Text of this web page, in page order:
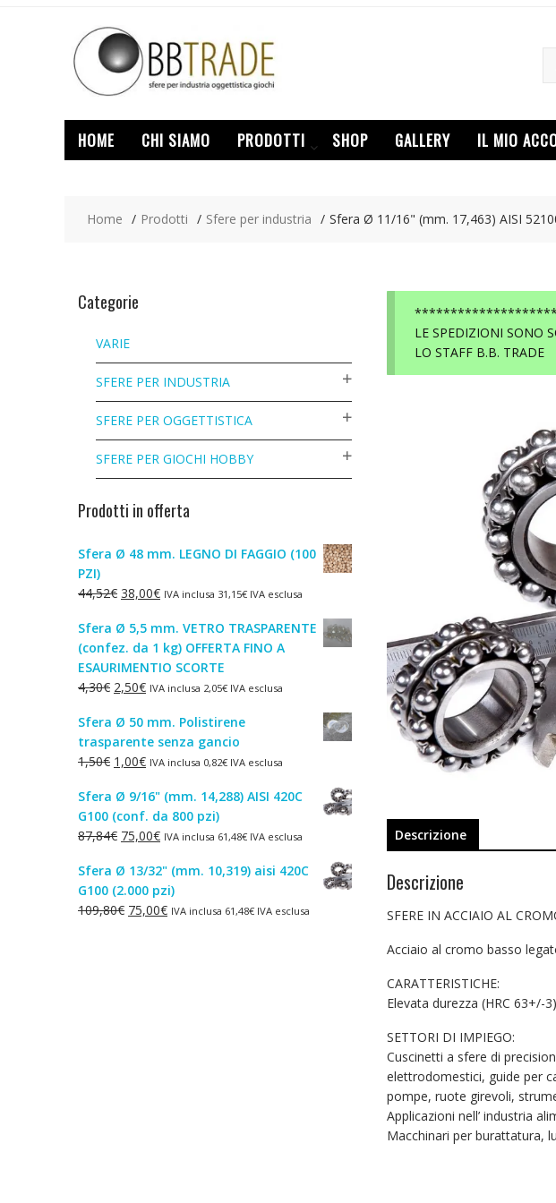
HOME CHI SIAMO PRODOTTI SHOP GALLERY IL MIO
Home Prodotti Sfere per industria Sfera Ø 11/16" (mm. 17,463) AISI
LE SPEDIZIONI SONO
LO STAFF B.B. TRADE
Descrizione
Descrizione
SFERE IN ACCIAIO AL
Acciaio al cromo basso
CARATTERISTICHE:
Elevata durezza (HRC 63+/-
SETTORI DI IMPIEGO:
Cuscinetti a sfere di
elettrodomestici, guide per
pompe, ruote girevoli,
Applicazioni nell’ industria
Macchinari per burattatura,
Categorie
VARIE
SFERE PER INDUSTRIA
SFERE PER OGGETTISTICA
SFERE PER GIOCHI HOBBY
Prodotti in offerta
Sfera Ø 48 mm. LEGNO DI FAGGIO (100
PZI)
44,52€ Il
originale
era:
44,52€.
38,00€Il
attuale
è:
38,00€.
IVA inclusa 31,15€ IVA esclusa
Sfera Ø 5,5 mm. VETRO TRASPARENTE
(confez. da 1 kg) OFFERTA FINO A
ESAURIMENTIO SCORTE
4,30€ Il
originale
era:
4,30€.
2,50€Il
attuale
è:
2,50€.
IVA inclusa 2,05€ IVA esclusa
Sfera Ø 50 mm. Polistirene
trasparente senza gancio
1,50€ Il
originale
era:
1,50€.
1,00€Il
attuale
è:
1,00€.
IVA inclusa 0,82€ IVA esclusa
Sfera Ø 9/16" (mm. 14,288) AISI 420C
G100 (conf. da 800 pzi)
87,84€ Il
originale
era:
87,84€.
75,00€Il
attuale
è:
75,00€.
IVA inclusa 61,48€ IVA esclusa
Sfera Ø 13/32" (mm. 10,319) aisi 420C
G100 (2.000 pzi)
109,80€ Il
75,00€IlIVA inclusa 61,48€ IVA esclusa